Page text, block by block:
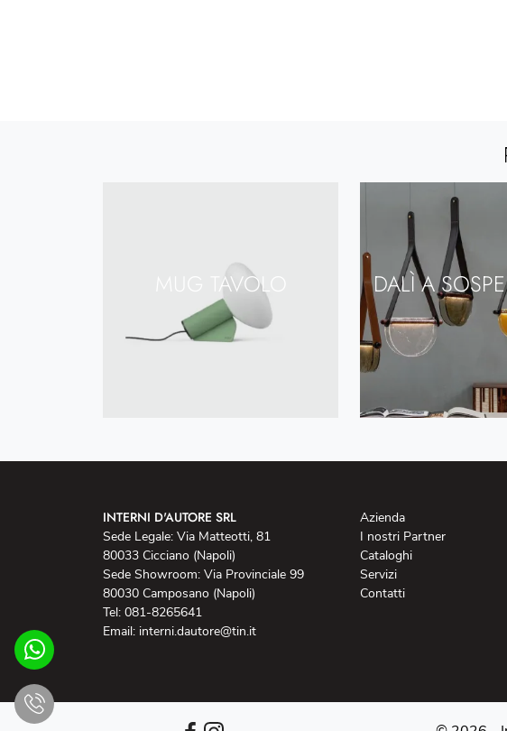
MUG TAVOLO DALÌ A
INTERNI D'AUTORE SRL
Sede Legale: Via Matteotti, 81
80033 Cicciano (Napoli)
Sede Showroom: Via Provinciale 99
80030 Camposano (Napoli)
Tel: 081-8265641
Email: interni.dautore@tin.it
Azienda
I nostri Partner
Cataloghi
Servizi
Contatti